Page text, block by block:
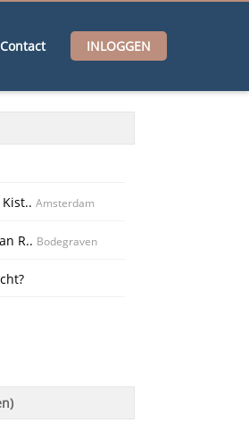
Contact INLOGGEN
Amsterdam
R.. Bodegraven